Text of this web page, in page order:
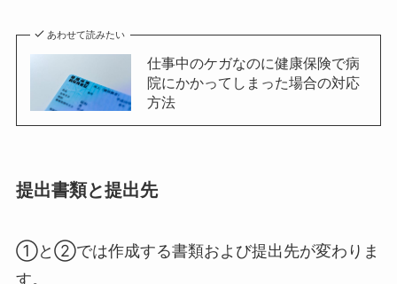
あわせて読みたい
仕事中のケガなのに健康保険で病
院にかかってしまった場合の対応
方法
提出書類と提出先
①と②では作成する書類および提出先が変わりま
す。